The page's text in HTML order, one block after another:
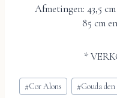
Afmetingen: 43,5
85 cm
*
Bericht
tags:
#Cor Alons #Gouda